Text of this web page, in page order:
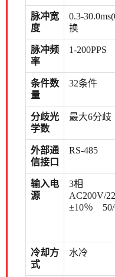
脉冲宽
度
0.3-
换
脉冲频
率
1-200PPS
条件数
量
32条件
分歧光
学数
最大6分歧
外部通
信接口
RS-485
输入电
源
3相
AC200V/
±10％ 50/
冷却方
式
水冷